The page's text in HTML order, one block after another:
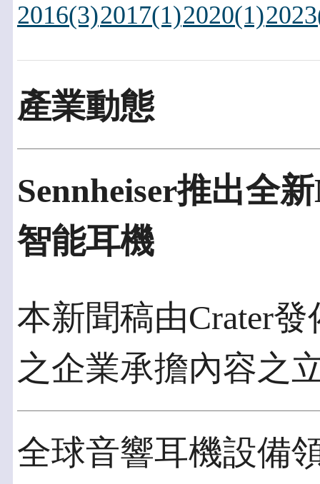
2016(3)2017(1)2020(1)
產業動態
Sennheiser推出全
智能耳機
本新聞稿由Crater
之企業承擔內容之
全球音響耳機設備